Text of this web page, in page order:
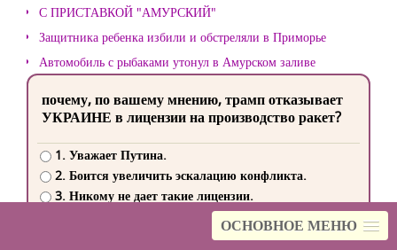
ОСНОВНОЕ МЕНЮ
С ПРИСТАВКОЙ "АМУРСКИЙ"
Защитника ребенка избили и обстреляли в Приморье
Автомобиль с рыбаками утонул в Амурском заливе
почему, по вашему мнению, трамп отказывает
УКРАИНЕ в лицензии на производство ракет?
1. Уважает Путина.
2. Боится увеличить эскалацию конфликта.
3. Никому не дает такие лицензии.
4. Боится нападения Украины на США
5. Просто у него манера поведения такая: обещать и